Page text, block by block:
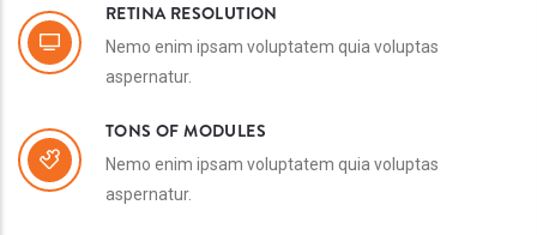
RETINA RESOLUTION
Nemo enim ipsam voluptatem quia voluptas
aspernatur.
TONS OF MODULES
Nemo enim ipsam voluptatem quia voluptas
aspernatur.